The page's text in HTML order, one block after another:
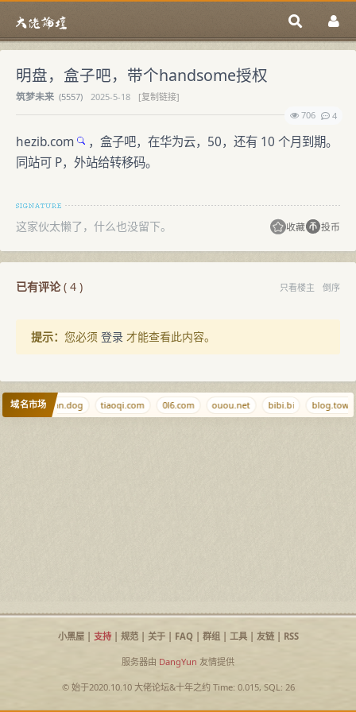
明盘，盒子吧，带个handsome授权
筑梦未来 (5557) 2025-5-18
[复制链接]
706
4
hezib.com
，盒子吧，在华为云，50，还有 10 个月到期。
同站可 P，外站给转移码。
这家伙太懒了，什么也没留下。 收藏 投币
已有评论( 4 ) 只看楼主 倒序
提示： 您必须 登录 才能查看此内容。
域名市场ciyuan.dog tiaoqi.com 0l6.com ouou.net bibi.bi blog.town
小黑屋| 支持| 规范| 关于| FAQ| 群组| 工具| 友链| RSS
服务器由 DangYun 友情提供
© 始于2020.10.10 大佬论坛&十年之约Time: 0.015, SQL: 26